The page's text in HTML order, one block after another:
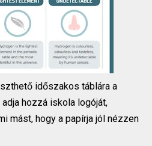
időszakos táblára a
hozzá iskola logóját,
mást, hogy a papírja jól nézzen